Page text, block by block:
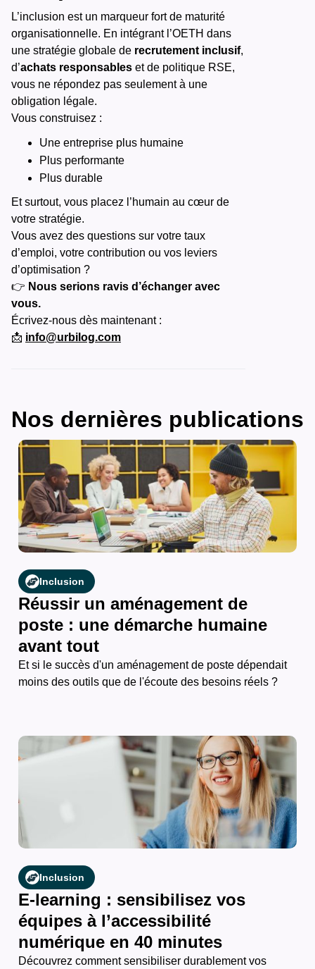
L’inclusion est un marqueur fort de maturité
organisationnelle. En intégrant l’OETH dans
une stratégie globale de recrutement inclusif,
d’achats responsables et de politique RSE,
vous ne répondez pas seulement à une
obligation légale.
Vous construisez :
Une entreprise plus humaine
Plus performante
Plus durable
Et surtout, vous placez l’humain au cœur de
votre stratégie.
Vous avez des questions sur votre taux
d’emploi, votre contribution ou vos leviers
d’optimisation ?
👉 Nous serions ravis d’échanger avec
vous.
Écrivez-nous dès maintenant :
📩 info@urbilog.com
Nos dernières publications
Inclusion
Réussir un aménagement de
poste : une démarche humaine
avant tout
Et si le succès d'un aménagement de poste dépendait
moins des outils que de l'écoute des besoins réels ?
Inclusion
E-learning : sensibilisez vos
équipes à l’accessibilité
numérique en 40 minutes
Découvrez comment sensibiliser durablement vos